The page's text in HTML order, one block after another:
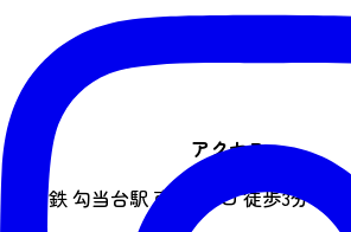
アクセス
地下鉄 勾当台駅 南2番出口 徒歩3分